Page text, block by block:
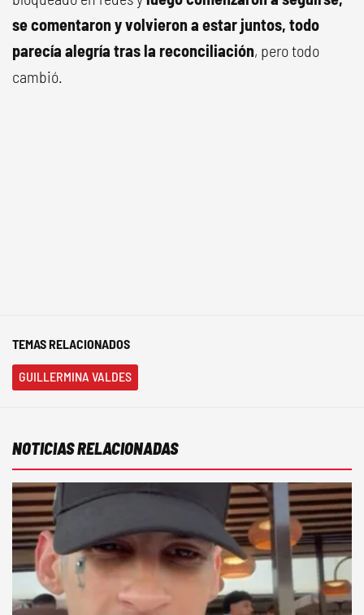
se comentaron y volvieron a estar juntos, todo
parecía alegría tras la reconciliación, pero todo
cambió.
TEMAS RELACIONADOS
GUILLERMINA VALDES
NOTICIAS RELACIONADAS